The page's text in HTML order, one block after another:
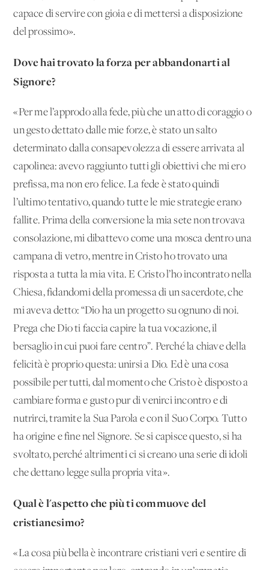
capace di servire con gioia e di mettersi a disposizione
del prossimo».
Dove hai trovato la forza per abbandonarti al
Signore?
«Per me l’approdo alla fede, più che un atto di coraggio o
un gesto dettato dalle mie forze, è stato un salto
determinato dalla consapevolezza di essere arrivata al
capolinea: avevo raggiunto tutti gli obiettivi che mi ero
prefissa, ma non ero felice. La fede è stato quindi
l’ultimo tentativo, quando tutte le mie strategie erano
fallite. Prima della conversione la mia sete non trovava
consolazione, mi dibattevo come una mosca dentro una
campana di vetro, mentre in Cristo ho trovato una
risposta a tutta la mia vita. E Cristo l’ho incontrato nella
Chiesa, fidandomi della promessa di un sacerdote, che
mi aveva detto: “Dio ha un progetto su ognuno di noi.
Prega che Dio ti faccia capire la tua vocazione, il
bersaglio in cui puoi fare centro”. Perché la chiave della
felicità è proprio questa: unirsi a Dio. Ed è una cosa
possibile per tutti, dal momento che Cristo è disposto a
cambiare forma e gusto pur di venirci incontro e di
nutrirci, tramite la Sua Parola e con il Suo Corpo. Tutto
ha origine e fine nel Signore. Se si capisce questo, si ha
svoltato, perché altrimenti ci si creano una serie di idoli
che dettano legge sulla propria vita».
Qual è l'aspetto che più ti commuove del
cristianesimo?
«La cosa più bella è incontrare cristiani veri e sentire di